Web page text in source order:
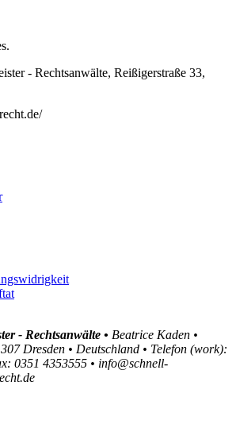
- Rechtsanwälte, Reißigerstraße 33,
- Rechtsanwälte • Beatrice Kaden •
Dresden • Deutschland • Telefon (work):
: 0351 4353555 • info@schnell-